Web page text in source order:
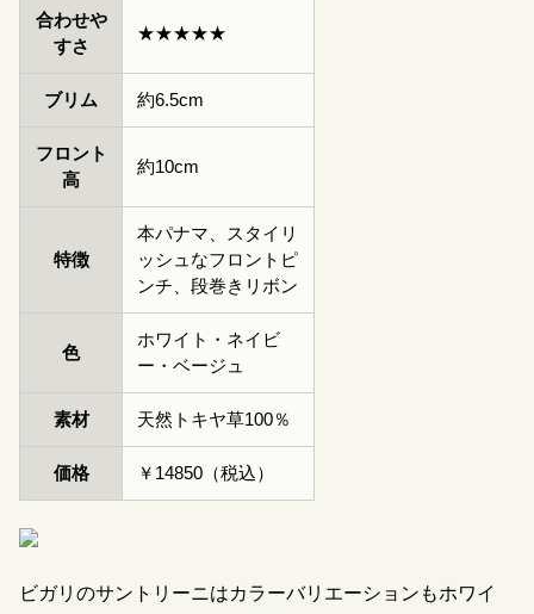
合わせや
すさ
★★★★★
ブリム 約6.5cm
フロント
高
約10cm
特徴
本パナマ、スタイリ
ッシュなフロントピ
ンチ、段巻きリボン
色
ホワイト・ネイビ
ー・ベージュ
素材 天然トキヤ草100％
価格 ￥14850（税込）
ビガリのサントリーニはカラーバリエーションもホワイ